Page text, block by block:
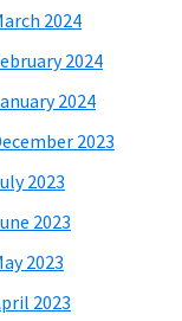
2024
2024
2024
2023
2023
2023
2023
2023